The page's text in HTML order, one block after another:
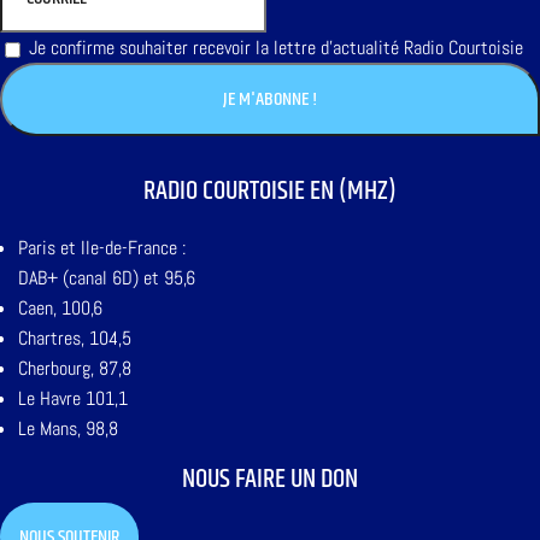
Je confirme souhaiter recevoir la lettre d'actualité Radio Courtoisie
RADIO COURTOISIE EN (MHZ)
Paris et Ile-de-France :
DAB+ (canal 6D) et 95,6
Caen, 100,6
Chartres, 104,5
Cherbourg, 87,8
Le Havre 101,1
Le Mans, 98,8
NOUS FAIRE UN DON